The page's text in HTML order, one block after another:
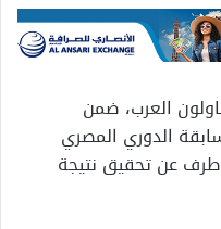
العرب، ضمن
الدوري المصري
طرف عن تحقيق نتيجة